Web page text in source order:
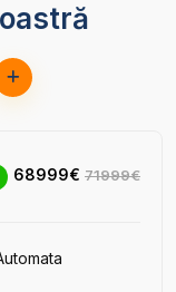
68999€ 71999€